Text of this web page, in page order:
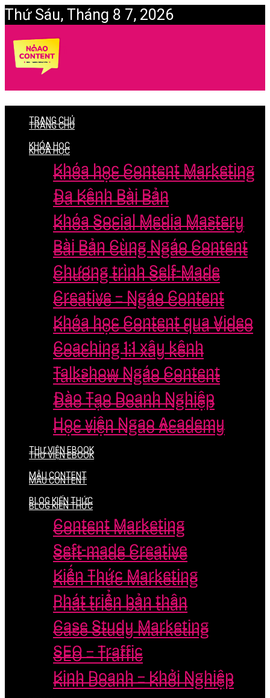
Thứ Sáu, Tháng 8 7, 2026
Login
TRANG CHỦ
KHÓA HỌC
Khóa học Content Marketing
Đa Kênh Bài Bản
Khóa Social Media Mastery
Bài Bản Cùng Ngáo Content
Chương trình Self-Made
Creative – Ngáo Content
Khóa học Content qua Video
Coaching 1:1 xây kênh
Talkshow Ngáo Content
Đào Tạo Doanh Nghiệp
Học viện Ngao Academy
THƯ VIỆN EBOOK
MẪU CONTENT
BLOG KIẾN THỨC
Content Marketing
Seft-made Creative
Kiến Thức Marketing
Phát triển bản thân
Case Study Marketing
SEO – Traffic
Kinh Doanh – Khởi Nghiệp
TRANG CHỦ
KHÓA HỌC
Khóa học Content Marketing
Đa Kênh Bài Bản
Khóa Social Media Mastery
Bài Bản Cùng Ngáo Content
Chương trình Self-Made
Creative – Ngáo Content
Khóa học Content qua Video
Coaching 1:1 xây kênh
Talkshow Ngáo Content
Đào Tạo Doanh Nghiệp
Học viện Ngao Academy
THƯ VIỆN EBOOK
MẪU CONTENT
BLOG KIẾN THỨC
Content Marketing
Seft-made Creative
Kiến Thức Marketing
Phát triển bản thân
Case Study Marketing
SEO – Traffic
Kinh Doanh – Khởi Nghiệp